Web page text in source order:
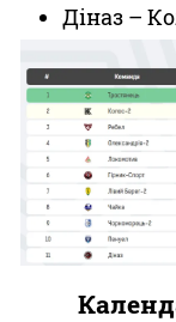
Діназ –